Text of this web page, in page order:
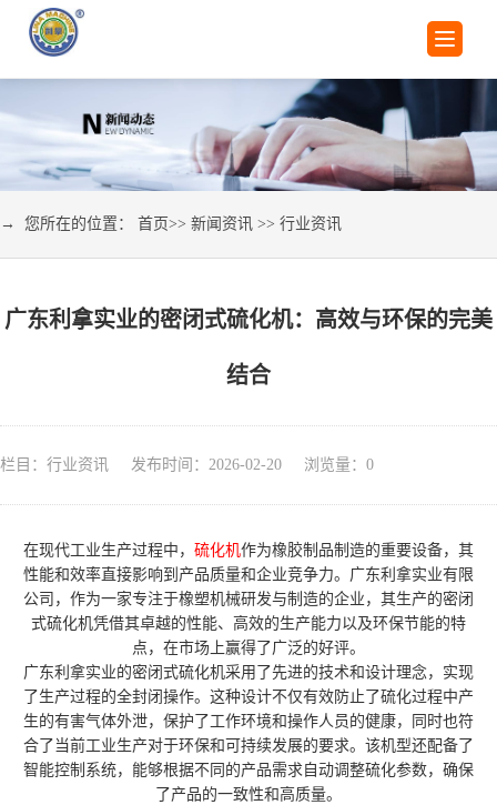
→ 您所在的位置： 首页>> 新闻资讯 >> 行业资讯
广东利拿实业的密闭式硫化机：高效与环保的完美
结合
栏目：行业资讯 发布时间：2026-02-20 浏览量： 0
在现代工业生产过程中， 硫化机作为橡胶制品制造的重要设备，其
性能和效率直接影响到产品质量和企业竞争力。广东利拿实业有限
公司，作为一家专注于橡塑机械研发与制造的企业，其生产的密闭
式硫化机凭借其卓越的性能、高效的生产能力以及环保节能的特
点，在市场上赢得了广泛的好评。
广东利拿实业的密闭式硫化机采用了先进的技术和设计理念，实现
了生产过程的全封闭操作。这种设计不仅有效防止了硫化过程中产
生的有害气体外泄，保护了工作环境和操作人员的健康，同时也符
合了当前工业生产对于环保和可持续发展的要求。该机型还配备了
智能控制系统，能够根据不同的产品需求自动调整硫化参数，确保
了产品的一致性和高质量。